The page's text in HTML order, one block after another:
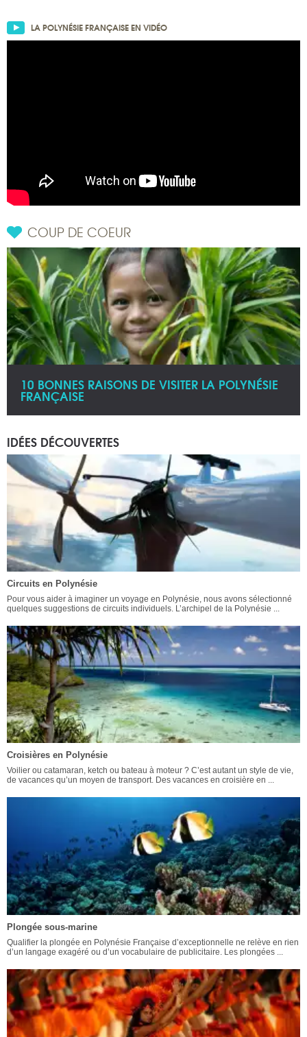
LA POLYNÉSIE FRANÇAISE EN VIDÉO
COUP DE COEUR
10 BONNES RAISONS DE VISITER LA POLYNÉSIE
FRANÇAISE
IDÉES DÉCOUVERTES
Circuits en Polynésie
Pour vous aider à imaginer un voyage en Polynésie, nous avons sélectionné
quelques suggestions de circuits individuels. L’archipel de la Polynésie ...
Croisières en Polynésie
Voilier ou catamaran, ketch ou bateau à moteur ? C’est autant un style de vie,
de vacances qu’un moyen de transport. Des vacances en croisière en ...
Plongée sous-marine
Qualifier la plongée en Polynésie Française d’exceptionnelle ne relève en rien
d’un langage exagéré ou d’un vocabulaire de publicitaire. Les plongées ...